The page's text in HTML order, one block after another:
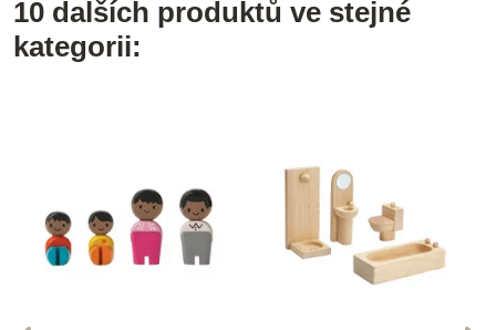
10 dalších produktů ve stejné
kategorii: